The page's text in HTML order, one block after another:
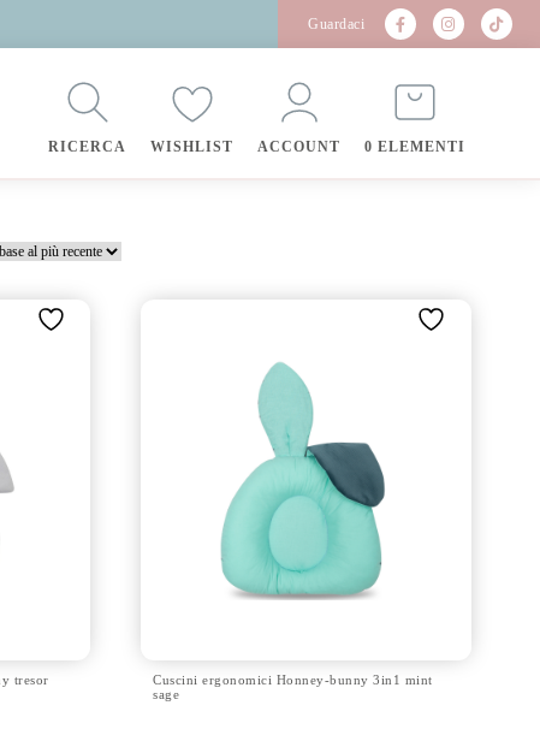
Guardaci
RICERCA WISHLIST ACCOUNT 0 ELEMENTI
tresor
Cuscini ergonomici Honney-bunny 3in1 mint
sage